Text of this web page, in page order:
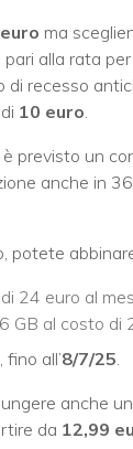
ma
alla rata
di recesso
10 euro
è previsto un
anche in
potete
24 euro al
GB al costo di
all’8/7/25
anche
da 12,99